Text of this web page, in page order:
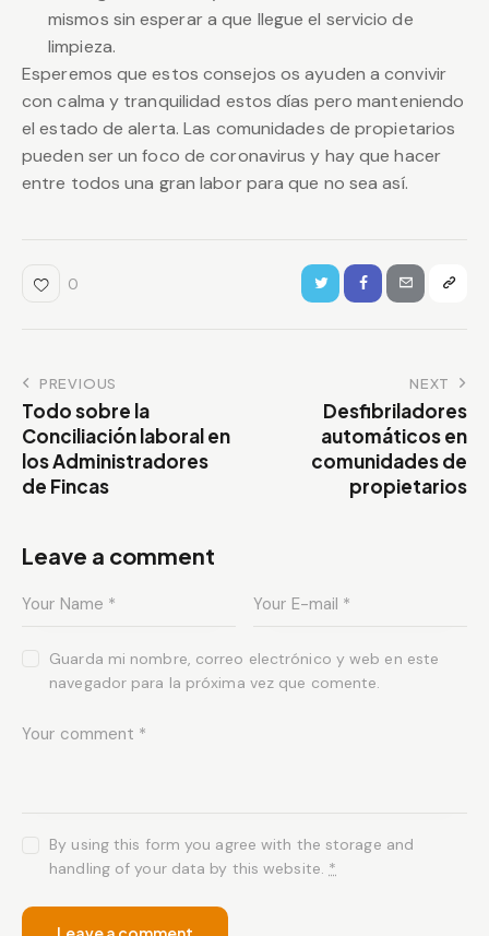
mismos sin esperar a que llegue el servicio de
limpieza.
Esperemos que estos consejos os ayuden a convivir
con calma y tranquilidad estos días pero manteniendo
el estado de alerta. Las comunidades de propietarios
pueden ser un foco de coronavirus y hay que hacer
entre todos una gran labor para que no sea así.
0
Navegación
de
entradas
PREVIOUS
Todo sobre la
Conciliación laboral en
los Administradores
de Fincas
NEXT
Desfibriladores
automáticos en
comunidades de
propietarios
Leave a comment
Guarda mi nombre, correo electrónico y web en este
navegador para la próxima vez que comente.
By using this form you agree with the storage and
handling of your data by this website. *